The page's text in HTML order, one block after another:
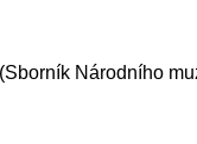
Národního